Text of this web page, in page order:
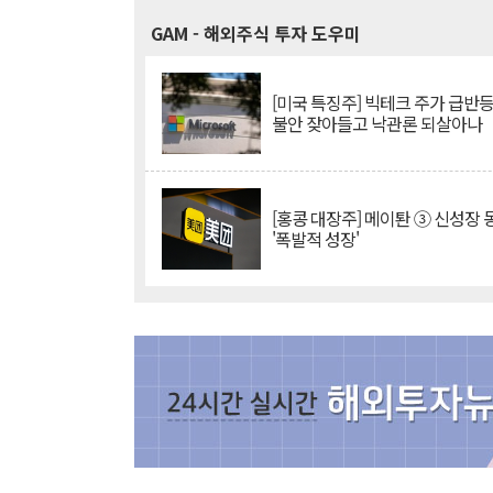
GAM - 해외주식 투자 도우미
[미국 특징주] 빅테크 주가 급반
불안 잦아들고 낙관론 되살아나
[홍콩 대장주] 메이퇀 ③ 신성장
'폭발적 성장'